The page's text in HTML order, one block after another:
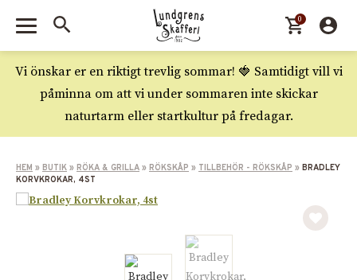
0
Vi önskar er en riktigt trevlig sommar! 🍓 Samtidigt vill vi
påminna om att vi under sommaren inte skickar
naturtarm eller startkultur på fredagar.
HEM » BUTIK » RÖKA & GRILLA » RÖKSKÅP » TILLBEHÖR - RÖKSKÅP » BRADLEY
KORVKROKAR, 4ST